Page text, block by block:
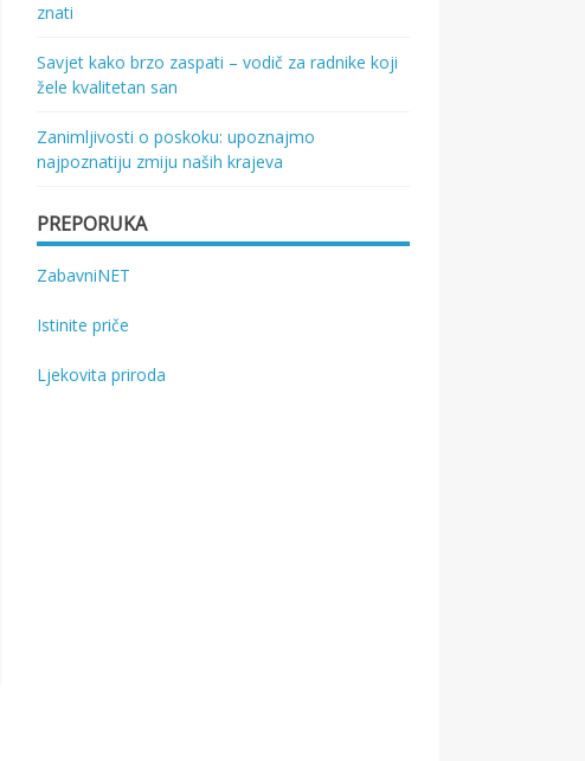
znati
Savjet kako brzo zaspati – vodič za radnike koji
žele kvalitetan san
Zanimljivosti o poskoku: upoznajmo
najpoznatiju zmiju naših krajeva
PREPORUKA
ZabavniNET
Istinite priče
Ljekovita priroda